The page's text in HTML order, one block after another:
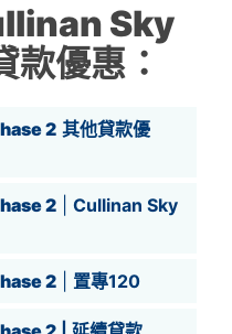
Sky
款優惠：
2 其他貸款優
2 |Cullinan Sky
2 置專120